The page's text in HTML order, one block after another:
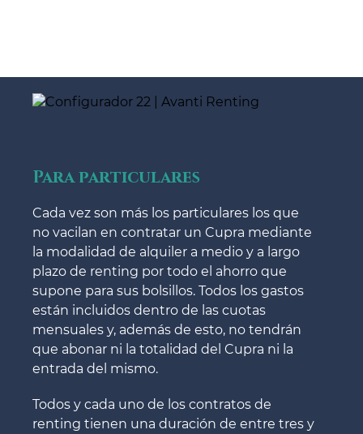
Para particulares
Cada vez son más los particulares los que
no vacilan en contratar un Cupra mediante
la modalidad de alquiler a medio y a largo
plazo de renting por todo el ahorro que
supone para sus bolsillos. Todos los gastos
están incluidos dentro de las cuotas
mensuales y, además de esto, no tendrán
que abonar ni la totalidad del Cupra ni la
entrada del mismo.
Todos y cada uno de los contratos de
renting tienen una duración de entre tres y